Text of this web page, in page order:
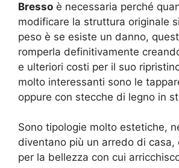
Bresso è necessaria perché
modificare la struttura originale
peso è se esiste un danno,
romperla definitivamente
e ulteriori costi per il suo
molto interessanti sono le
oppure con stecche di legno in
Sono tipologie molto estetiche,
diventano più un arredo di casa,
per la bellezza con cui